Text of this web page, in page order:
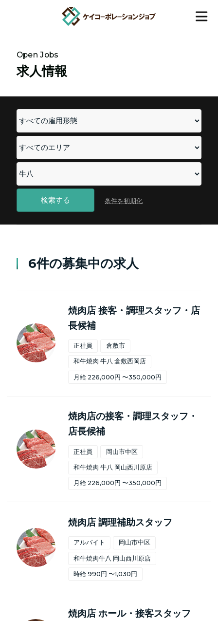
Open Jobs
求人情報
条件を初期化
6件の募集中の求人
焼肉店 接客・調理スタッフ・店
長候補
正社員 倉敷市
和牛焼肉 牛八 倉敷西岡店
月給 226,000円 〜350,000円
焼肉店の接客・調理スタッフ・
店長候補
正社員 岡山市中区
和牛焼肉 牛八 岡山西川原店
月給 226,000円 〜350,000円
焼肉店 調理補助スタッフ
アルバイト 岡山市中区
和牛焼肉牛八 岡山西川原店
時給 990円 〜1,030円
焼肉店 ホール・接客スタッフ